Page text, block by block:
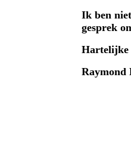
Ik ben
gesprek
Hartelijke
Raymond